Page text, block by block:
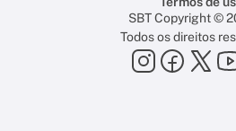
SBT Copyright ©
Todos os direitos